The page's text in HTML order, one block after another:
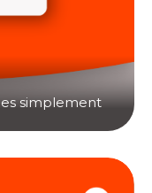
simplement